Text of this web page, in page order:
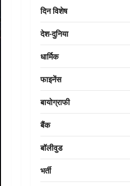
दिन विशेष
देश-दुनिया
धार्मिक
फाइनेंस
बायोग्राफी
बैंक
बॉलीवुड
भर्ती